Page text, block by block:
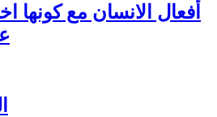
أفعال الانسان مع كونها